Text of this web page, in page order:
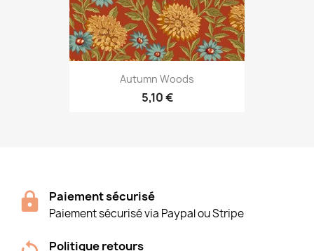
Autumn Woods
5,10 €
Paiement sécurisé
Paiement sécurisé via Paypal ou Stripe
Politique retours